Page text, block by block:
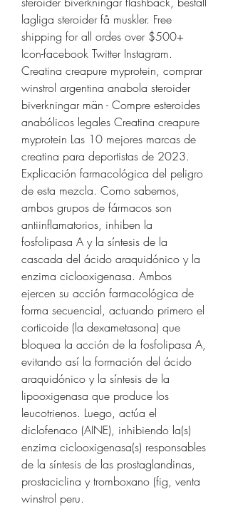
lagliga steroider få muskler. Free
shipping for all ordes over $500+
Icon-facebook Twitter Instagram.
Creatina creapure myprotein, comprar
winstrol argentina anabola steroider
biverkningar män - Compre esteroides
anabólicos legales Creatina creapure
myprotein Las 10 mejores marcas de
creatina para deportistas de 2023.
Explicación farmacológica del peligro
de esta mezcla. Como sabemos,
ambos grupos de fármacos son
antiinflamatorios, inhiben la
fosfolipasa A y la síntesis de la
cascada del ácido araquidónico y la
enzima ciclooxigenasa. Ambos
ejercen su acción farmacológica de
forma secuencial, actuando primero el
corticoide (la dexametasona) que
bloquea la acción de la fosfolipasa A,
evitando así la formación del ácido
araquidónico y la síntesis de la
lipooxigenasa que produce los
leucotrienos. Luego, actúa el
diclofenaco (AINE), inhibiendo la(s)
enzima ciclooxigenasa(s) responsables
de la síntesis de las prostaglandinas,
prostaciclina y tromboxano (fig, venta
winstrol peru.